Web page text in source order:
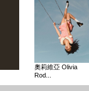
奧莉維亞 Olivia
Rod...